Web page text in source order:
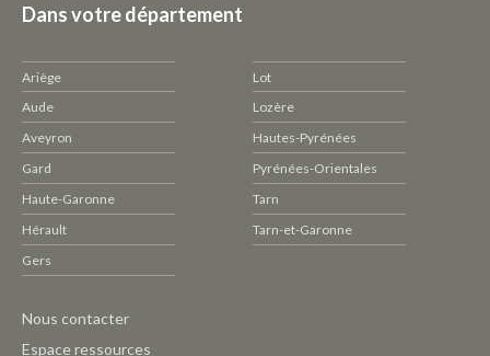
Dans votre département
Ariège
Aude
Aveyron
Gard
Haute-Garonne
Hérault
Gers
Lot
Lozère
Hautes-Pyrénées
Pyrénées-Orientales
Tarn
Tarn-et-Garonne
Pied
de
Nous contacter
Espace ressources